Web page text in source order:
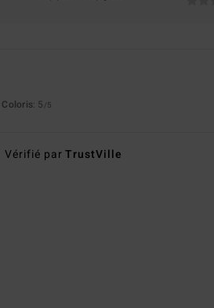
Coloris: 5 /5
Vérifié parTrustVille